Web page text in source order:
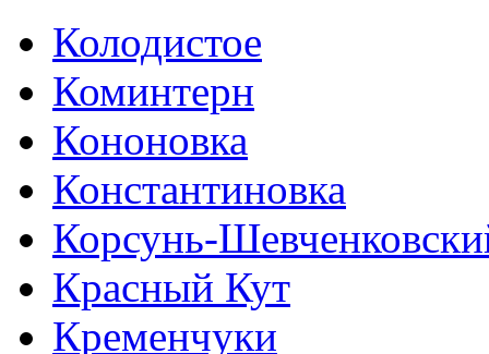
Колодистое
Коминтерн
Кононовка
Константиновка
Корсунь-
Красный Кут
Кременчуки